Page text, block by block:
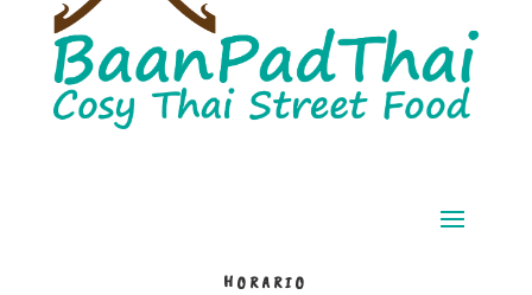
HORARIO